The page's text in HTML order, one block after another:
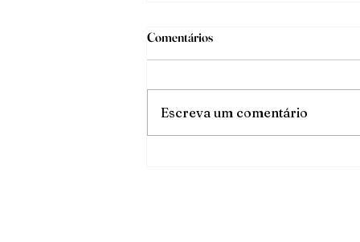
Comentários
Escreva um comentário